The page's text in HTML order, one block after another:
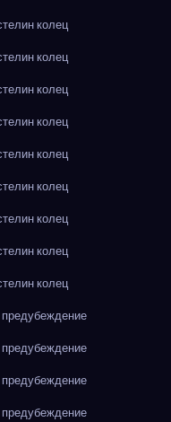
колец
колец
колец
колец
колец
колец
колец
колец
колец